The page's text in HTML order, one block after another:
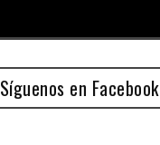
Síguenos en Facebook